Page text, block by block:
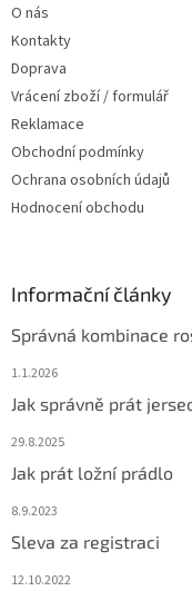
O nás
Kontakty
Doprava
Vrácení zboží / formulář
Reklamace
Obchodní podmínky
Ochrana osobních údajů
Hodnocení obchodu
Informační články
Správná kombinace
1.1.2026
Jak správně prát
29.8.2025
Jak prát ložní prádlo
8.9.2023
Sleva za registraci
12.10.2022